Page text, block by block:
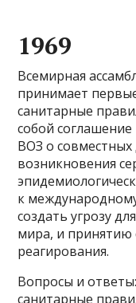
1969
Всемирная
принимает
санитарные
собой
ВОЗ о
возникновения
к
создать угрозу
мира, и
реагирования.
Вопросы и
санитарные